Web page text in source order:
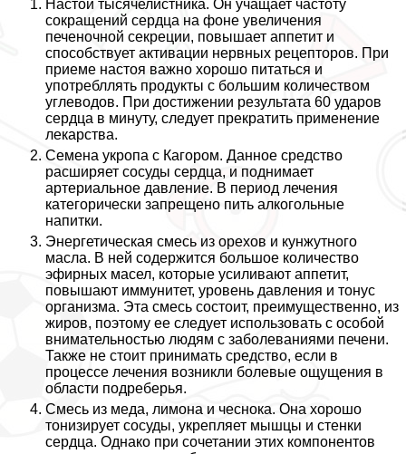
Настой тысячелистника. Он учащает частоту
сокращений сердца на фоне увеличения
печеночной секреции, повышает аппетит и
способствует активации нервных рецепторов. При
приеме настоя важно хорошо питаться и
употрeбллять продукты с большим количеством
углеводов. При достижении результата 60 ударов
сердца в минуту, следует прекратить применение
лекарства.
Семена укропа с Кагором. Данное средство
расширяет сосуды сердца, и поднимает
артериальное давление. В период лечения
категорически запрещено пить алкогольные
напитки.
Энергетическая смесь из орехов и кунжутного
масла. В ней содержится большое количество
эфирных масел, которые усиливают аппетит,
повышают иммунитет, уровень давления и тонус
организма. Эта смесь состоит, преимущественно, из
жиров, поэтому ее следует использовать с особой
внимательностью людям с заболеваниями печени.
Также не стоит принимать средство, если в
процессе лечения возникли болевые ощущения в
области подреберья.
Смесь из меда, лимона и чеснока. Она хорошо
тонизирует сосуды, укрепляет мышцы и стенки
сердца. Однако при сочетании этих компонентов